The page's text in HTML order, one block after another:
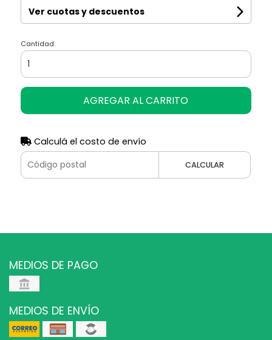
Ver cuotas y descuentos
Cantidad
AGREGAR AL CARRITO
Calculá el costo de envío
CALCULAR
MEDIOS DE PAGO
MEDIOS DE ENVÍO